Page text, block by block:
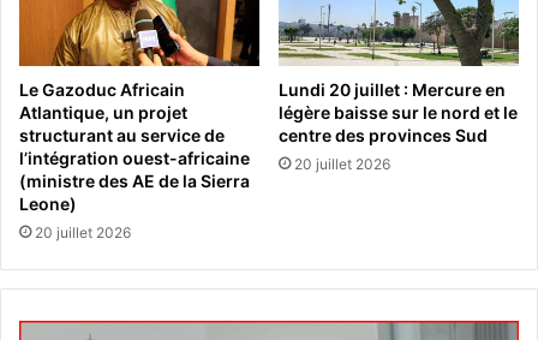
Le Gazoduc Africain
Atlantique, un projet
structurant au service de
l’intégration ouest-africaine
(ministre des AE de la Sierra
Leone)
20 juillet 2026
Lundi 20 juillet : Mercure en
légère baisse sur le nord et le
centre des provinces Sud
20 juillet 2026